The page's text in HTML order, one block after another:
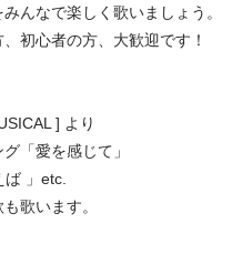
んなで楽しく歌いましょう。
初心者の方、大歓迎です！
] より
「愛を感じて」
」etc.
歌います。